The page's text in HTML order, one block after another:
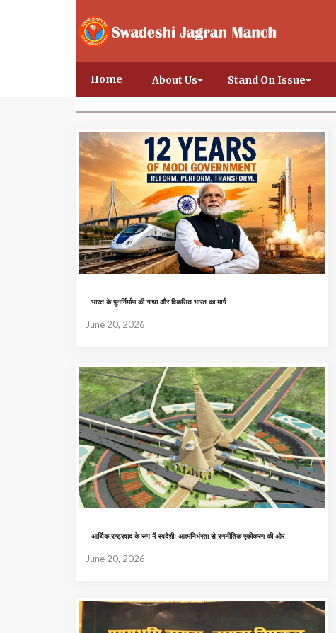
Home About Us Stand On Issue
भारत के पुनर्निर्माण की गाथा और विकसित भारत का मार्ग
June 20, 2026
आर्थिक राष्ट्रवाद के रूप में स्वदेशीः आत्मनिर्भरता से रणनीतिक एकीकरण की ओर
June 20, 2026